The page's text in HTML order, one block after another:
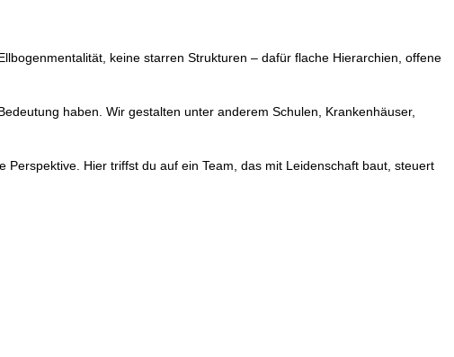
keine starren Strukturen – dafür flache Hierarchien, offene
haben. Wir gestalten unter anderem Schulen, Krankenhäuser,
Hier triffst du auf ein Team, das mit Leidenschaft baut, steuert